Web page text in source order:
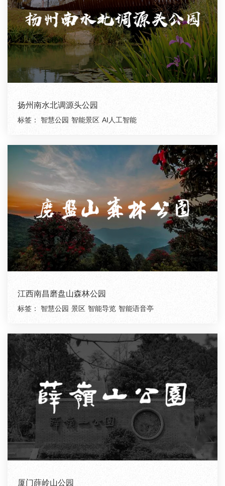
扬州南水北调源头公园
标签： 智慧公园 智能景区 AI人工智能
江西南昌磨盘山森林公园
标签： 智慧公园 景区 智能导览 智能语音亭
厦门薛岭山公园